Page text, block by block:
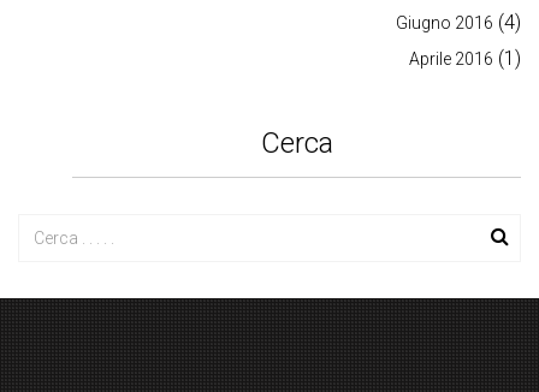
Giugno 2016 (4)
Aprile 2016 (1)
Cerca